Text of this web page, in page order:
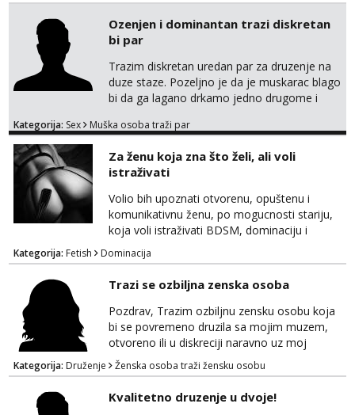
Ozenjen i dominantan trazi diskretan
bi par
Trazim diskretan uredan par za druzenje na
duze staze. Pozeljno je da je muskarac blago
bi da ga lagano drkamo jedno drugome i
iskustva sa cuckold i volio bih upoznati bracni
necemu. Ja sam nepusac, cist, uredan i
diskretan. 195 100 44 godine Strogo okolica
Rijeke lp
Kategorija: Sex Muška osoba traži par
Za ženu koja zna što želi, ali voli
istraživati
Volio bih upoznati otvorenu, opuštenu i
komunikativnu ženu, po mogucnosti stariju,
koja voli istraživati BDSM, dominaciju i
submisiju, roleplay, fetishe i razne oblike
kreativne erotike, kao i sex opcenito.
Obožavam starije, zrele i samopouzdane
zene. Iskustvo, godine, izgled nisu presudni,
kao niti cinjenica ako trazite nesto izvan braka
koji je upao u monotoniju svakodnevnice.
Ono što mi je važ...
Kategorija: Fetish Dominacija
Trazi se ozbiljna zenska osoba
Pozdrav, Trazim ozbiljnu zensku osobu koja
bi se povremeno druzila sa mojim muzem,
otvoreno ili u diskreciji naravno uz moj
blagoslov i moje znanje. Trazi se prijateljica
koja bi njega zadovoljila ponekad ako se
stvari poklope i ja bi bila prisutna. Ocekujem
te. Hvala
Kategorija: Druženje Ženska osoba traži žensku osobu
Kvalitetno druzenje u dvoje!